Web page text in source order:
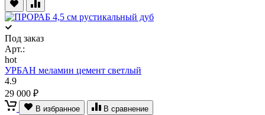
Под заказ
Арт.:
hot
УРБАН меламин цемент светлый
4.9
29 000 ₽
В избранное В сравнение